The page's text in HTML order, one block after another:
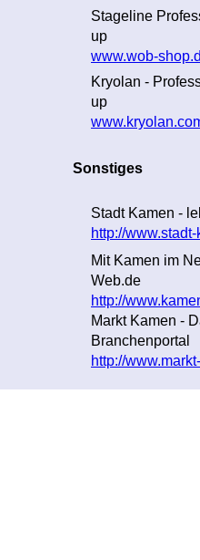
Stageline
up
www.wob-
Kryolan -
up
Sonstiges
Stadt Kamen -
http://
Mit Kamen im
Web.de
http://
Markt Kamen -
Branchenportal
http://